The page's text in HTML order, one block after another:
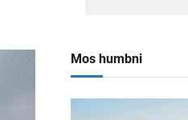
Mos humbni